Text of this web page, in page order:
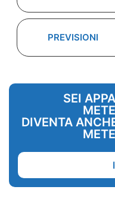
PREVISIONI
SEI
DIVENTA